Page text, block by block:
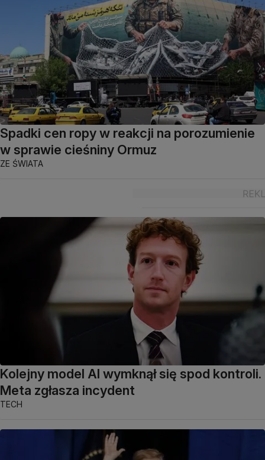
Spadki cen ropy w reakcji na porozumienie
w sprawie cieśniny Ormuz
ZE ŚWIATA
Kolejny model AI wymknął się spod kontroli.
Meta zgłasza incydent
TECH